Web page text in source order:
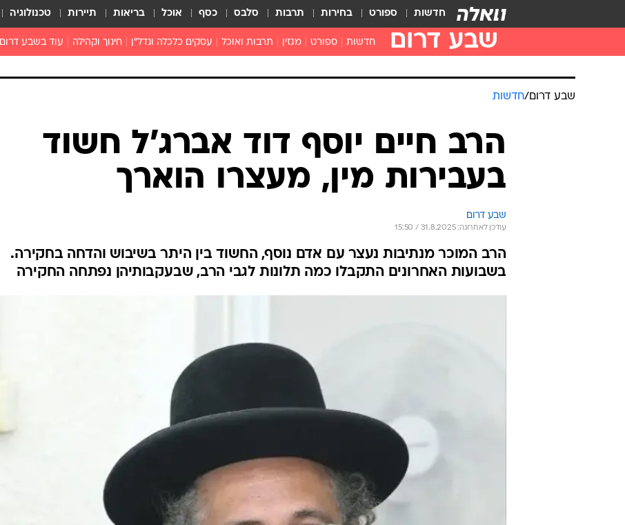
חדשות ספורט בחירות תרבות סלבס כסף אוכל בריאות תיירות טכנולוגיה
שבע דרום חדשות ספורט מגזין תרבות ואוכל עסקים כלכלה ונדל"ן חינוך וקהילה עוד בשבע דרום
שבע דרום/חדשות
הרב חיים יוסף דוד אברג'ל חשוד
בעבירות מין, מעצרו הוארך
שבע דרום
עודכן לאחרונה: 31.8.2025 / 15:50
הרב המוכר מנתיבות נעצר עם אדם נוסף, החשוד בין היתר בשיבוש והדחה בחקירה.
בשבועות האחרונים התקבלו כמה תלונות לגבי הרב, שבעקבותיהן נפתחה החקירה